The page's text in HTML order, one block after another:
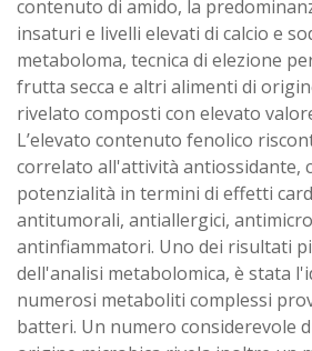
contenuto di amido, la
insaturi e livelli elevati di calcio e
metaboloma, tecnica di elezione
frutta secca e altri alimenti di
rivelato composti con elevato
L’elevato contenuto fenolico
correlato all'attività antiossidante,
potenzialità in termini di effetti
antitumorali, antiallergici,
antinfiammatori. Uno dei risultati
dell'analisi metabolomica, è stata
numerosi metaboliti complessi
batteri. Un numero considerevole